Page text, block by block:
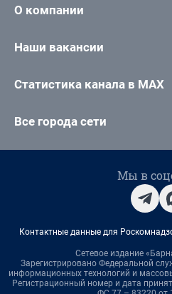
О компании
Наши вакансии
Статистика канала в MAX
Все города сети
Мы в
Контактные данные для
Сетевое издание
Зарегистрировано Федеральной
информационных технологий и
Регистрационный номер и дата